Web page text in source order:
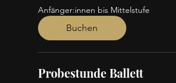
Anfänger:innen bis Mittelstufe
Buchen
Probestunde Ballett